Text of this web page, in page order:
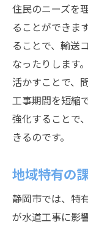
住民のニーズを
ることができま
ることで、輸送
なったりします
活かすことで、
工事期間を短縮
強化することで
きるのです。
地域特有の
静岡市では、特
が水道工事に影